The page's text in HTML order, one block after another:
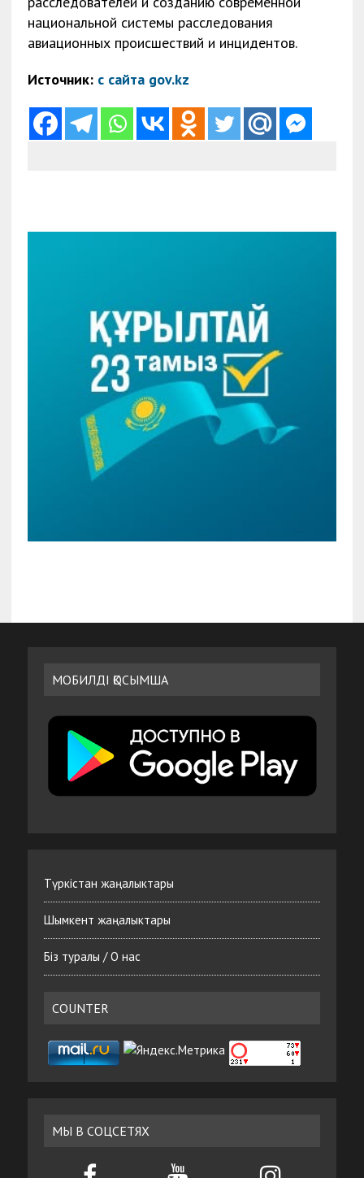
национальной системы расследования
авиационных происшествий и инцидентов.
Источник: с сайта gov.kz
МОБИЛДІ ҚОСЫМША
Түркістан жаңалыктары
Шымкент жаңалыктары
Біз туралы / О нас
COUNTER
МЫ В СОЦСЕТЯХ